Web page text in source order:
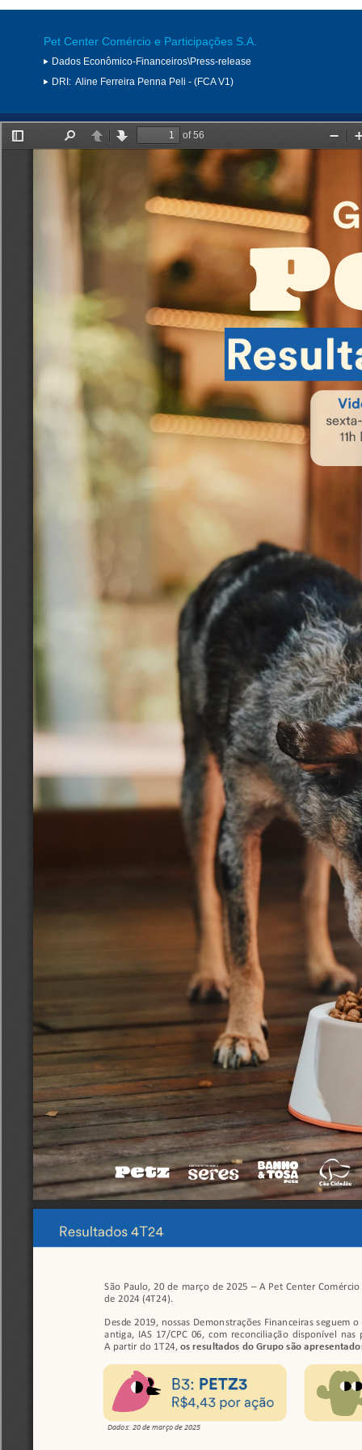
Pet Center Comércio e Participações S.A.
Dados Econômico-Financeiros\Press-release
DRI: Aline Ferreira Penna Peli - (FCA V1)